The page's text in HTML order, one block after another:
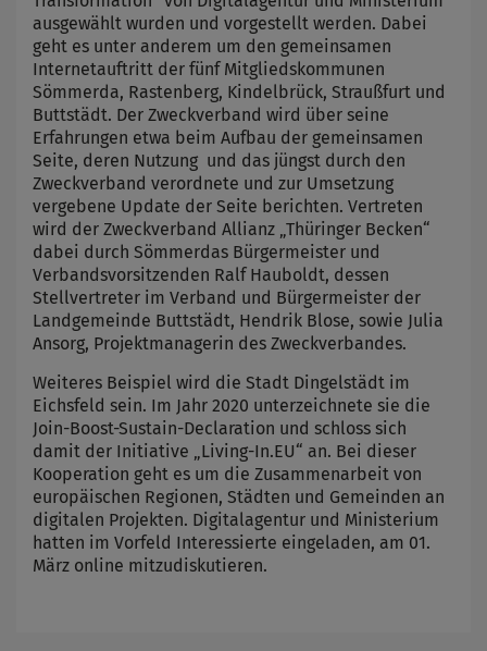
ausgewählt wurden und vorgestellt werden. Dabei
geht es unter anderem um den gemeinsamen
Internetauftritt der fünf Mitgliedskommunen
Sömmerda, Rastenberg, Kindelbrück, Straußfurt und
Buttstädt. Der Zweckverband wird über seine
Erfahrungen etwa beim Aufbau der gemeinsamen
Seite, deren Nutzung und das jüngst durch den
Zweckverband verordnete und zur Umsetzung
vergebene Update der Seite berichten. Vertreten
wird der Zweckverband Allianz „Thüringer Becken“
dabei durch Sömmerdas Bürgermeister und
Verbandsvorsitzenden Ralf Hauboldt, dessen
Stellvertreter im Verband und Bürgermeister der
Landgemeinde Buttstädt, Hendrik Blose, sowie Julia
Ansorg, Projektmanagerin des Zweckverbandes.
Weiteres Beispiel wird die Stadt Dingelstädt im
Eichsfeld sein. Im Jahr 2020 unterzeichnete sie die
Join-Boost-Sustain-Declaration und schloss sich
damit der Initiative „Living-In.EU“ an. Bei dieser
Kooperation geht es um die Zusammenarbeit von
europäischen Regionen, Städten und Gemeinden an
digitalen Projekten. Digitalagentur und Ministerium
hatten im Vorfeld Interessierte eingeladen, am 01.
März online mitzudiskutieren.